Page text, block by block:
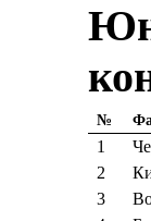
№
1
2
3